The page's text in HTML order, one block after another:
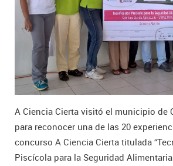
A Ciencia Cierta visitó el municipio de
para reconocer una de las 20
concurso A Ciencia Cierta titulada
Piscícola para la Seguridad